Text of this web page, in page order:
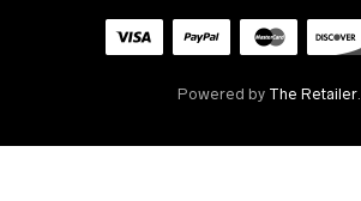
Powered by The Retailer.